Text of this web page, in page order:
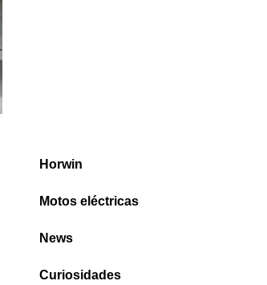
Horwin
Motos eléctricas
News
Curiosidades